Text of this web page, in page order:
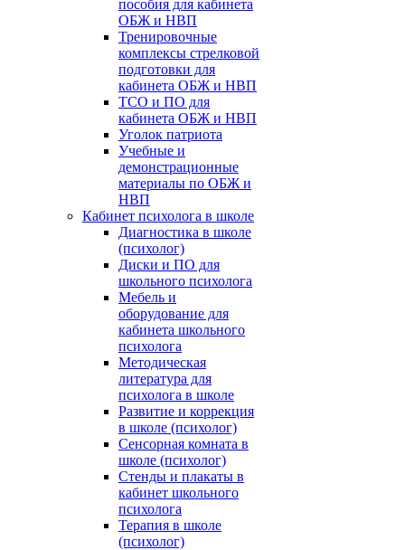
пособия для кабинета
ОБЖ и НВП
Тренировочные
комплексы стрелковой
подготовки для
кабинета ОБЖ и НВП
ТСО и ПО для
кабинета ОБЖ и НВП
Уголок патриота
Учебные и
демонстрационные
материалы по ОБЖ и
НВП
Кабинет психолога в школе
Диагностика в школе
(психолог)
Диски и ПО для
школьного психолога
Мебель и
оборудование для
кабинета школьного
психолога
Методическая
литература для
психолога в школе
Развитие и коррекция
в школе (психолог)
Сенсорная комната в
школе (психолог)
Стенды и плакаты в
кабинет школьного
психолога
Терапия в школе
(психолог)